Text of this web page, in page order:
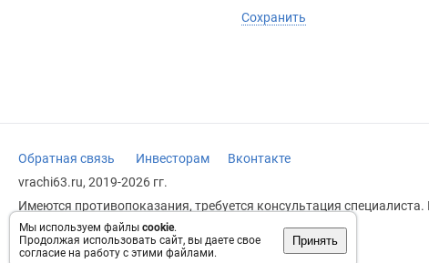
Мы используем файлы cookie.
Продолжая использовать сайт, вы даете свое
согласие на работу с этими файлами.
Принять
Сохранить
Обратная связь Инвесторам
Вконтакте
vrachi63.ru, 2019-2026 гг.
Имеются противопоказания, требуется консультация
заменяет прием врача.
Возрастное ограничение: 18+